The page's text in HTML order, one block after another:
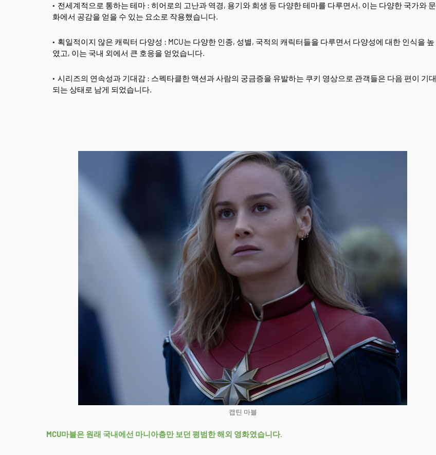
전세계적으로 통하는 테마 : 히어로의 고난과 역경, 용기와 희생 등 다양한 테마를 다루면서, 이는 다양한 국가와 문
화에서 공감을 얻을 수 있는 요소로 작용했습니다.
획일적이지 않은 캐릭터 다양성 : MCU는 다양한 인종, 성별, 국적의 캐릭터들을 다루면서 다양성에 대한 인식을 높
였고, 이는 국내 외에서 큰 호응을 얻었습니다.
시리즈의 연속성과 기대감 : 스펙타클한 액션과 사람의 궁금증을 유발하는 쿠키 영상으로 관객들은 다음 편이 기대
되는 상태로 남게 되었습니다.
캡틴 마블
MCU마블은 원래 국내에선 마니아층만 보던 평범한 해외 영화였습니다.